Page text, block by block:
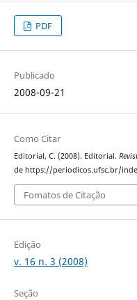
PDF
Publicado
2008-09-21
Como Citar
Editorial, C. (2008). Editorial.
de https://periodicos.ufsc.br/
Fomatos de Citação
Edição
v. 16 n. 3 (2008)
Seção